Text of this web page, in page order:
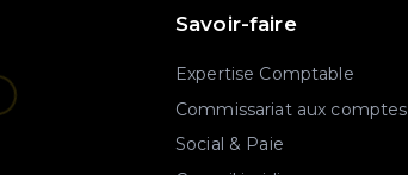
Savoir-faire
Expertise Comptable
Commissariat aux comptes
Social & Paie